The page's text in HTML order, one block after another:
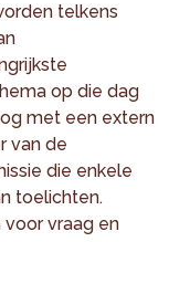
telkens
op die dag
met een extern
van de
die enkele
toelichten.
vraag en